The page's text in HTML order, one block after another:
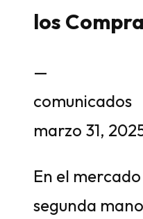
los
—
comunicados
marzo 31,
En el
segunda